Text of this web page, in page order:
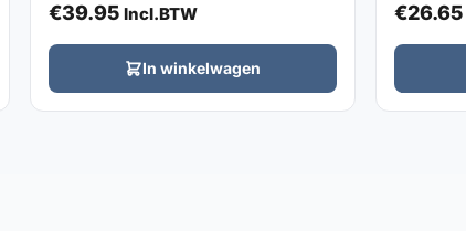
€39.95 Incl.BTW
In winkelwagen
€26.65